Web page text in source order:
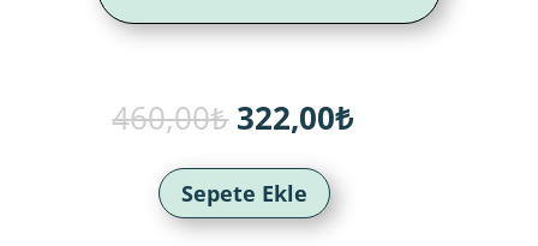
460,00₺ Orijinal
fiyat:
460,00₺.
322,00₺Şu
Sepete Ekle